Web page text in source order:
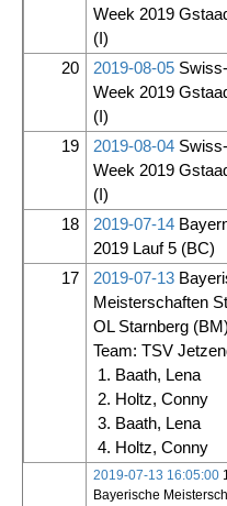
Week 2019
(I)
20 2019-08-05
Week 2019
(I)
19 2019-08-04
Week 2019
(I)
18 2019-07-14
2019 Lauf 5 (BC)
17 2019-07-13
Meisterschaften
OL Starnberg (BM)
Team: TSV
1. Baath, Lena
2. Holtz, Conny
3. Baath, Lena
4. Holtz, Conny
2019-07-13 16:05:00
Bayerische